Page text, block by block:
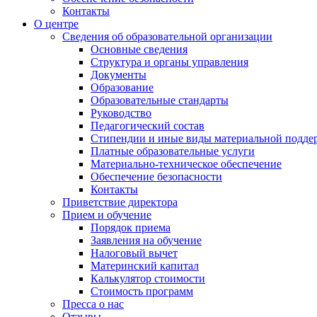
Контакты
О центре
Сведения об образовательной организации
Основные сведения
Структура и органы управления
Документы
Образование
Образовательные стандарты
Руководство
Педагогический состав
Стипендии и иные виды материальной
Платные образовательные услуги
Материально-техническое обеспечение
Обеспечение безопасности
Контакты
Приветствие директора
Прием и обучение
Порядок приема
Заявления на обучение
Налоговый вычет
Материнский капитал
Калькулятор стоимости
Стоимость программ
Пресса о нас